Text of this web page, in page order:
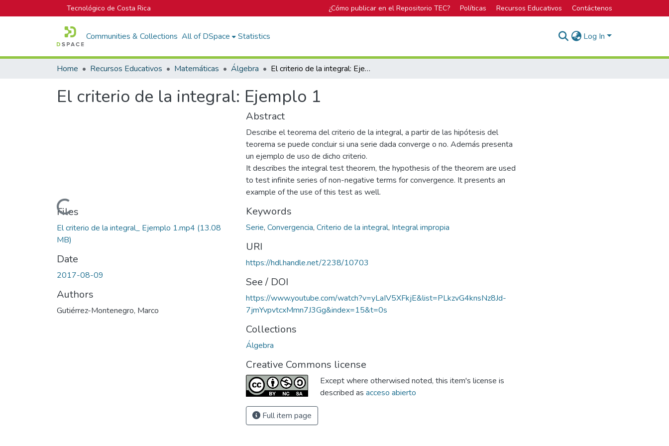
Tecnológico de Costa Rica ¿Cómo publicar en el Repositorio TEC? Políticas Recursos Educativos Contáctenos
Communities & Collections All of DSpace Statistics Log In
Home Recursos Educativos Matemáticas Álgebra El criterio de la integral: Ejemplo 1
El criterio de la integral: Ejemplo 1
Loading...
Files
El criterio de la integral_ Ejemplo 1.mp4 (13.08
MB)
Date
2017-08-09
Authors
Gutiérrez-Montenegro, Marco
Abstract
Describe el teorema del criterio de la integral, a partir de las hipótesis del
teorema se puede concluir si una serie dada converge o no. Además presenta
un ejemplo de uso de dicho criterio.
It describes the integral test theorem, the hypothesis of the theorem are used
to test infinite series of non-negative terms for convergence. It presents an
example of the use of this test as well.
Keywords
Serie, Convergencia, Criterio de la integral, Integral impropia
URI
https://hdl.handle.net/2238/10703
See / DOI
https://www.youtube.com/watch?v=yLaIV5XFkjE&list=PLkzvG4knsNz8Jd-
7jmYvpvtcxMmn7J3Gg&index=15&t=0s
Collections
Álgebra
Creative Commons license
Except where otherwised noted, this item's license is
described as acceso abierto
Full item page